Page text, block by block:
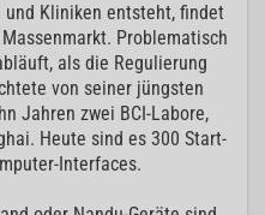
und Kliniken entsteht, findet
Problematisch
als die Regulierung
von seiner jüngsten
Jahren zwei BCI-Labore,
Heute sind es 300 Start-
Interfaces.